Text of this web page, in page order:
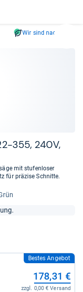
und
sich
Wir sind nachhaltig
​355, 240V,
mit stufenloser
für präzise Schnitte.
Bestes Angebot
178,31 €
zzgl. 0,00 € Versand